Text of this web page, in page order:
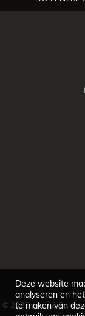
© 2026 - Acx &
Deze website
analyseren en
te maken van